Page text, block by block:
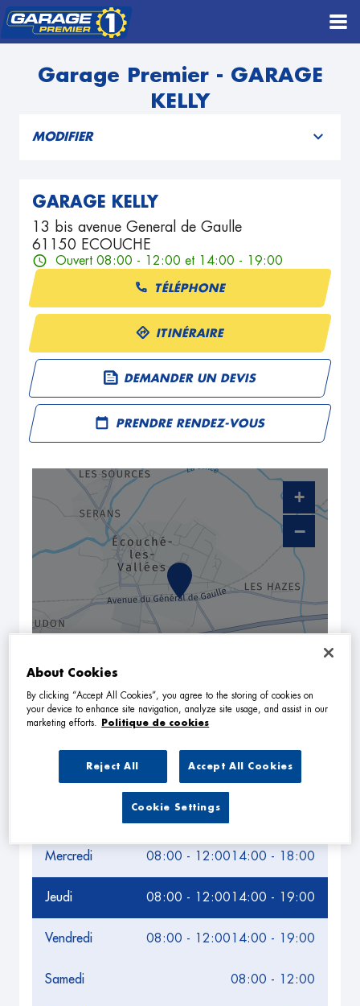
Garage Premier - GARAGE
KELLY
MODIFIER
GARAGE KELLY
13 bis avenue General de Gaulle
61150 ECOUCHE
Ouvert 08:00 - 12:00 et 14:00 - 19:00
TÉLÉPHONE
ITINÉRAIRE
DEMANDER UN DEVIS
PRENDRE RENDEZ-VOUS
08:00 - 12:00
08:00 - 12:00
Mercredi 08:00 - 12:00 14:00 - 18:00
Jeudi 08:00 - 12:00 14:00 - 19:00
Vendredi 08:00 - 12:00 14:00 - 19:00
Samedi 08:00 - 12:00
+
−
NAVIGUER ITINÉRAIRE
About Cookies
By clicking “Accept All Cookies”, you agree to the storing of cookies on
your device to enhance site navigation, analyze site usage, and assist in our
marketing efforts.
Politique de cookies
Reject All Accept All Cookies
Cookie Settings